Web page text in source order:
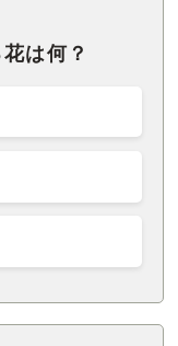
は何？